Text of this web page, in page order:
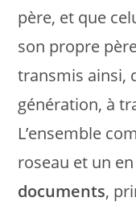
père, et que
son propre
transmis ainsi,
génération, à
L’ensemble
roseau et un
documents,